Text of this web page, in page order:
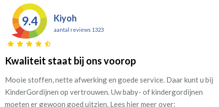
9.4 Kiyoh
aantal reviews 1323
Kwaliteit staat bij ons voorop
Mooie stoffen, nette afwerking en goede service. Daar kunt u bij
KinderGordijnen op vertrouwen. Uw baby- of kindergordijnen
moeten er gewoon goed uitzien. Lees hier meer over: